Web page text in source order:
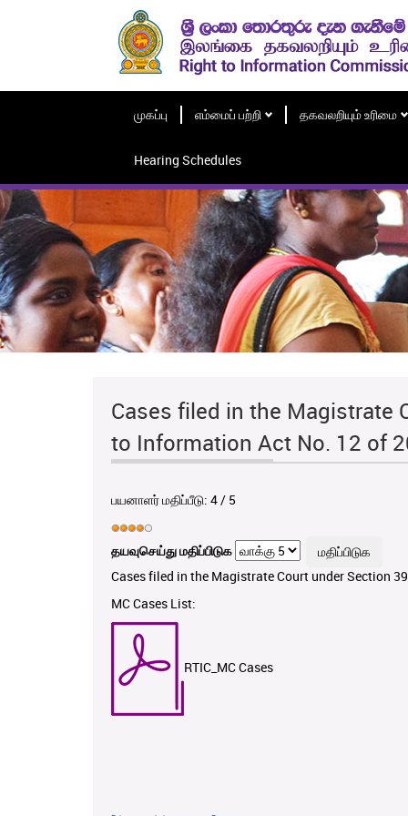
முகப்பு எம்மைப் பற்றி தகவலறியும் உரிமை
Hearing Schedules
Cases filed in the Magistrate
to Information Act No. 12 of
பயனாளர் மதிப்பீடு: 4/ 5
தயவுசெய்து மதிப்பிடுக
Cases filed in the Magistrate Court under Section
MC Cases List:
RTIC_MC Cases